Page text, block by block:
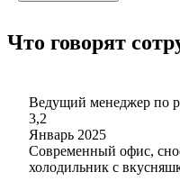
Что говорят
Ведущий менеджер по
3,2
Январь 2025
Современный офис,
холодильник с